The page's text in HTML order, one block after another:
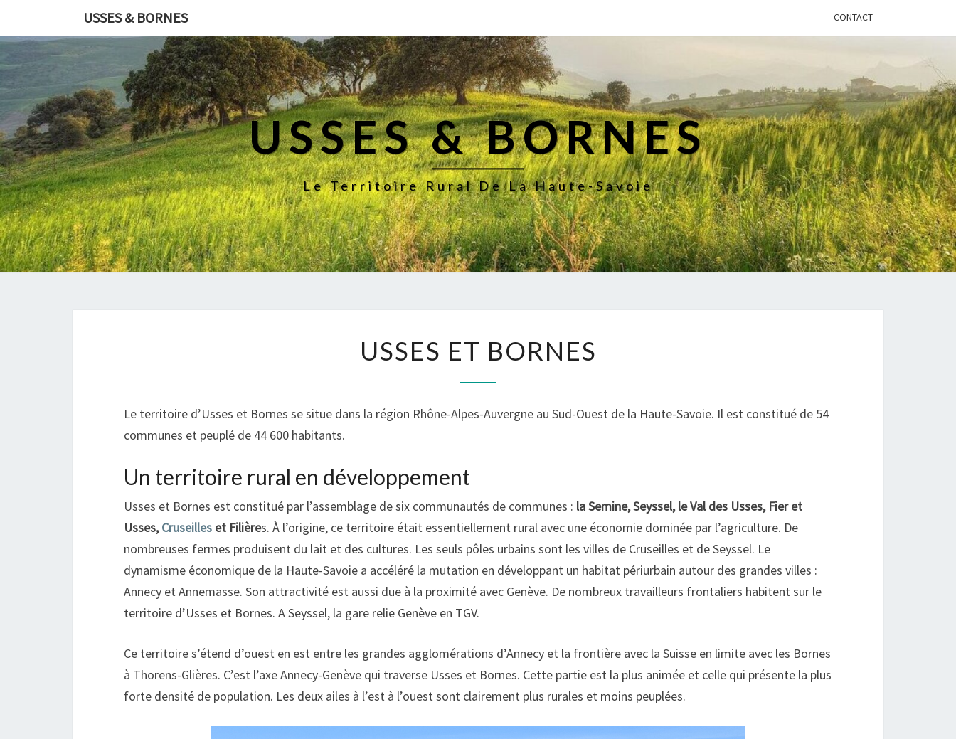
USSES & BORNES CONTACT
USSES & BORNES
Le Territoire Rural De La Haute-Savoie
ET
USSES ET BORNES
Le territoire d’Usses et Bornes se situe dans la région Rhône-Alpes-Auvergne au Sud-Ouest de la Haute-Savoie. Il est constitué de 54
communes et peuplé de 44 600 habitants.
Un territoire rural en développement
Usses et Bornes est constitué par l’assemblage de six communautés de communes : la Semine, Seyssel, le Val des Usses, Fier et
Usses,Cruseilles et Filières. À l’origine, ce territoire était essentiellement rural avec une économie dominée par l’agriculture. De
nombreuses fermes produisent du lait et des cultures. Les seuls pôles urbains sont les villes de Cruseilles et de Seyssel. Le
dynamisme économique de la Haute-Savoie a accéléré la mutation en développant un habitat périurbain autour des grandes villes :
Annecy et Annemasse. Son attractivité est aussi due à la proximité avec Genève. De nombreux travailleurs frontaliers habitent sur le
territoire d’Usses et Bornes. A Seyssel, la gare relie Genève en TGV.
Ce territoire s’étend d’ouest en est entre les grandes agglomérations d’Annecy et la frontière avec la Suisse en limite avec les Bornes
à Thorens-Glières. C’est l’axe Annecy-Genève qui traverse Usses et Bornes. Cette partie est la plus animée et celle qui présente la plus
forte densité de population. Les deux ailes à l’est à l’ouest sont clairement plus rurales et moins peuplées.